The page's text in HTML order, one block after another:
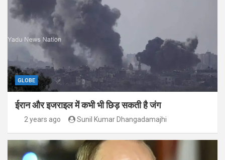
GLOBE
ईरान और इजराइल में कभी भी छिड़ सकती है जंग
2 years ago Sunil Kumar Dhangadamajhi